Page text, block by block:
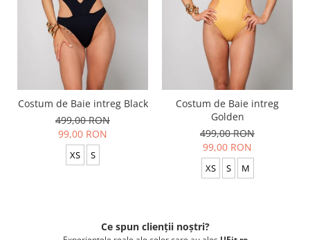
Costum de Baie intreg Black
499,00 RON
99,00 RON
XS S
Costum de Baie intreg
Golden
499,00 RON
99,00 RON
XS S M
Ce spun clienții noștri?